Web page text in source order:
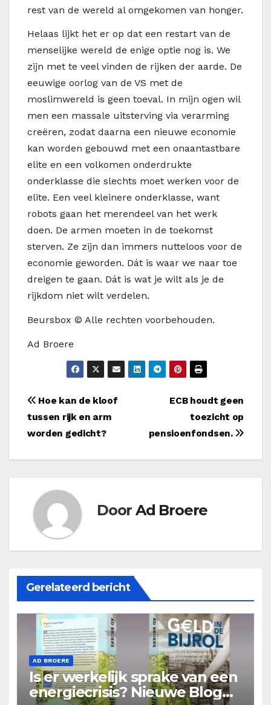
rest van de wereld al omgekomen van honger.
Helaas lijkt het er op dat een restart van de
menselijke wereld de enige optie nog is. We
zijn met te veel vinden de rijken der aarde. De
eeuwige oorlog van de VS met de
moslimwereld is geen toeval. In mijn ogen wil
men een massale uitsterving via verarming
creëren, zodat daarna een nieuwe economie
kan worden gebouwd met een onaantastbare
elite en een volkomen onderdrukte
onderklasse die slechts moet werken voor de
elite. Een veel kleinere onderklasse, want
robots gaan het merendeel van het werk
doen. De armen moeten in de toekomst
sterven. Ze zijn dan immers nutteloos voor de
economie geworden. Dát is waar we naar toe
dreigen te gaan. Dát is wat je wilt als je de
rijkdom niet wilt verdelen.
Beursbox © Alle rechten voorbehouden.
Ad Broere
Bericht
navigatie
ECB houdt geen
toezicht op
pensioenfondsen.
Hoe kan de kloof
tussen rijk en arm
worden gedicht?
Door Ad Broere
Gerelateerd bericht
AD BROERE
Is er werkelijk sprake van een
energiecrisis? Nieuwe Blog